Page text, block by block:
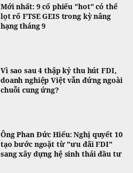
Mới nhất: 9 cổ phiếu "hot" có thể
lọt rổ FTSE GEIS trong kỳ nâng
hạng tháng 9
Vì sao sau 4 thập kỷ thu hút FDI,
doanh nghiệp Việt vẫn đứng ngoài
chuỗi cung ứng?
Ông Phan Đức Hiếu: Nghị quyết 10
tạo bước ngoặt từ "ưu đãi FDI"
sang xây dựng hệ sinh thái đầu tư